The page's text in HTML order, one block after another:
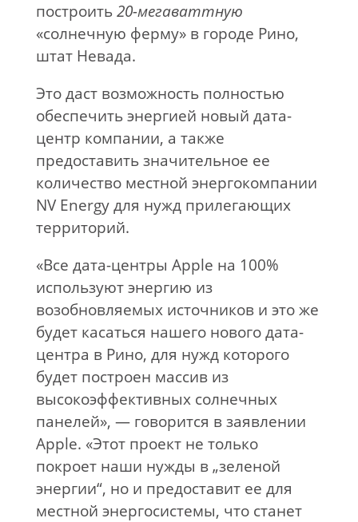
построить 20-мегаваттную
«солнечную ферму» в городе Рино,
штат Невада.
Это даст возможность полностью
обеспечить энергией новый дата-
центр компании, а также
предоставить значительное ее
количество местной энергокомпании
NV Energy для нужд прилегающих
территорий.
«Все дата-центры Apple на 100%
используют энергию из
возобновляемых источников и это же
будет касаться нашего нового дата-
центра в Рино, для нужд которого
будет построен массив из
высокоэффективных солнечных
панелей», — говорится в заявлении
Apple. «Этот проект не только
покроет наши нужды в „зеленой
энергии“, но и предоставит ее для
местной энергосистемы, что станет